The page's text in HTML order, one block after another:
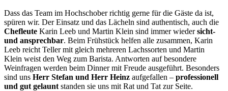
Dass das Team im Hochschober richtig gerne für die Gäste da ist,
spüren wir. Der Einsatz und das Lächeln sind authentisch, auch die
Chefleute Karin Leeb und Martin Klein sind immer wiedersicht-
und ansprechbar. Beim Frühstück helfen alle zusammen, Karin
Leeb reicht Teller mit gleich mehreren Lachssorten und Martin
Klein weist den Weg zum Barista. Antworten auf besondere
Weinfragen werden beim Dinner mit Freude ausgeführt. Besonders
sind uns Herr Stefan und Herr Heinz aufgefallen – professionell
und gut gelaunt standen sie uns mit Rat und Tat zur Seite.